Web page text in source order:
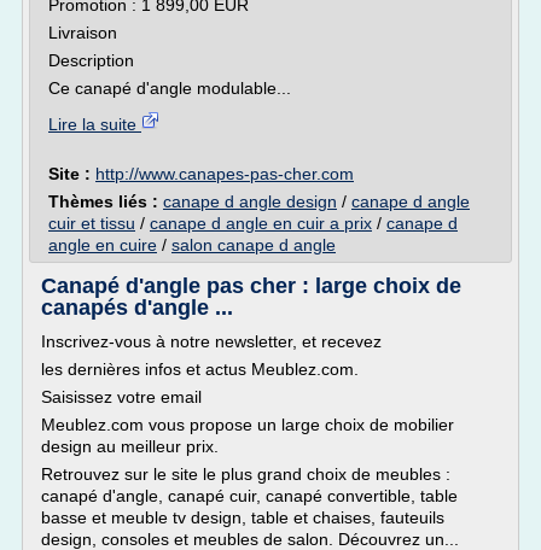
Promotion : 1 899,00 EUR
Livraison
Description
Ce canapé d'angle modulable...
Lire la suite
Site : http://www.canapes-pas-cher.com
Thèmes liés : canape d angle design / canape d angle
cuir et tissu / canape d angle en cuir a prix / canape d
angle en cuire / salon canape d angle
Canapé d'angle pas cher : large choix de
canapés d'angle ...
Inscrivez-vous à notre newsletter, et recevez
les dernières infos et actus Meublez.com.
Saisissez votre email
Meublez.com vous propose un large choix de mobilier
design au meilleur prix.
Retrouvez sur le site le plus grand choix de meubles :
canapé d'angle, canapé cuir, canapé convertible, table
basse et meuble tv design, table et chaises, fauteuils
design, consoles et meubles de salon. Découvrez un...